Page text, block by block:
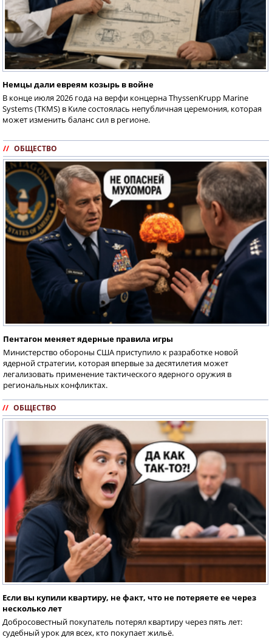
Немцы дали евреям козырь в войне
В конце июля 2026 года на верфи концерна ThyssenKrupp Marine
Systems (TKMS) в Киле состоялась непубличная церемония, которая
может изменить баланс сил в регионе.
// ОБЩЕСТВО
Пентагон меняет ядерные правила игры
Министерство обороны США приступило к разработке новой
ядерной стратегии, которая впервые за десятилетия может
легализовать применение тактического ядерного оружия в
региональных конфликтах.
// ОБЩЕСТВО
Если вы купили квартиру, не факт, что не потеряете ее через
несколько лет
Добросовестный покупатель потерял квартиру через пять лет:
судебный урок для всех, кто покупает жильё.